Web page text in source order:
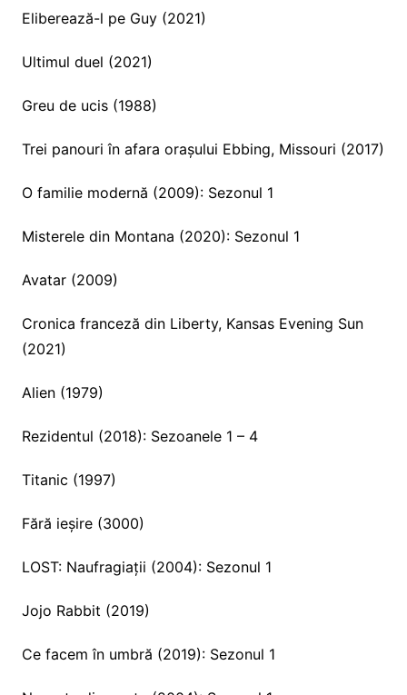
Eliberează-l pe Guy (2021)
Ultimul duel (2021)
Greu de ucis (1988)
Trei panouri în afara orașului Ebbing, Missouri (2017)
O familie modernă (2009): Sezonul 1
Misterele din Montana (2020): Sezonul 1
Avatar (2009)
Cronica franceză din Liberty, Kansas Evening Sun
(2021)
Alien (1979)
Rezidentul (2018): Sezoanele 1 – 4
Titanic (1997)
Fără ieșire (3000)
LOST: Naufragiații (2004): Sezonul 1
Jojo Rabbit (2019)
Ce facem în umbră (2019): Sezonul 1